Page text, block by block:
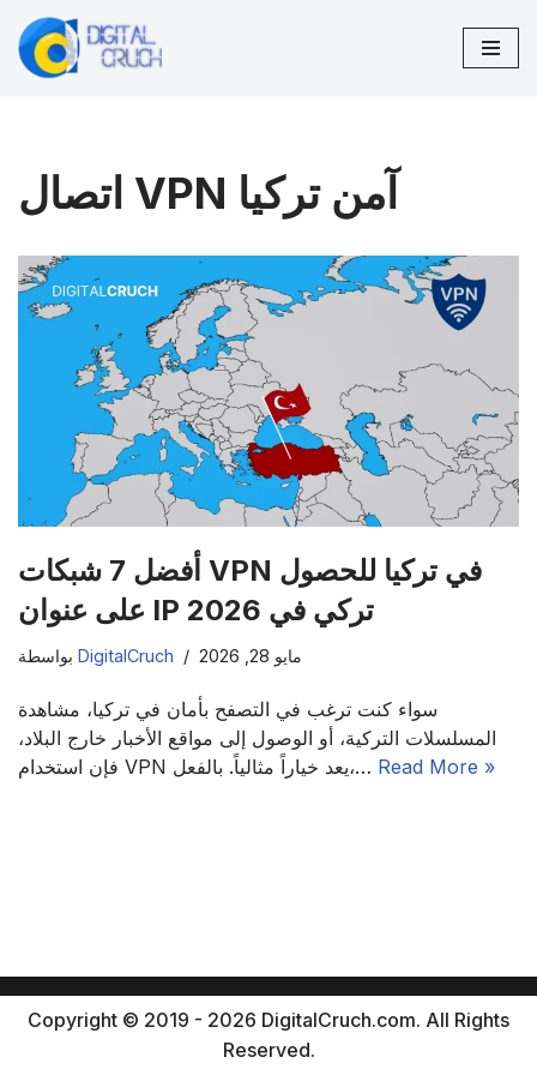
تخطى
اتصال VPN آمن تركيا
أفضل 7 شبكات VPN في تركيا للحصول
على عنوان IP تركي في 2026
DigitalCruch مايو 28, 2026
سواء كنت ترغب في التصفح بأمان في تركيا، مشاهدة
المسلسلات التركية، أو الوصول إلى مواقع الأخبار خارج البلاد،
فإن استخدام VPN يعد خياراً مثالياً. بالفعل،… Read More »
Copyright © 2019 - 2026 DigitalCruch.com. All Rights
Reserved.